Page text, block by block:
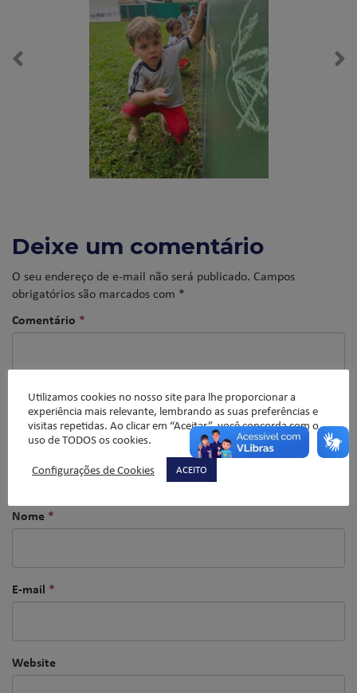
Deixe um comentário
O seu endereço de e-mail não será publicado. Campos
obrigatórios são marcados com *
Comentário *
Nome *
E-mail *
Website
Utilizamos cookies no nosso site para lhe proporcionar a
experiência mais relevante, lembrando as suas preferências e
visitas repetidas. Ao clicar em “Aceitar”, você concorda com o
uso de TODOS os cookies.
Configurações de Cookies
ACEITO